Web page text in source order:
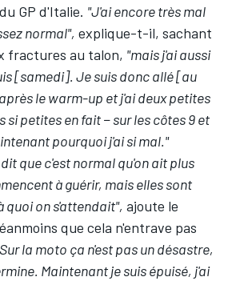
GP d'Italie. "J'ai encore très mal
normal", explique-t-il, sachant
fractures au talon, "mais j'ai aussi
[samedi]. Je suis donc allé [au
le warm-up et j'ai deux petites
petites en fait − sur les côtes 9 et
pourquoi j'ai si mal."
que c'est normal qu'on ait plus
à guérir, mais elles sont
quoi on s'attendait", ajoute le
que cela n'entrave pas
la moto ça n'est pas un désastre,
Maintenant je suis épuisé, j'ai